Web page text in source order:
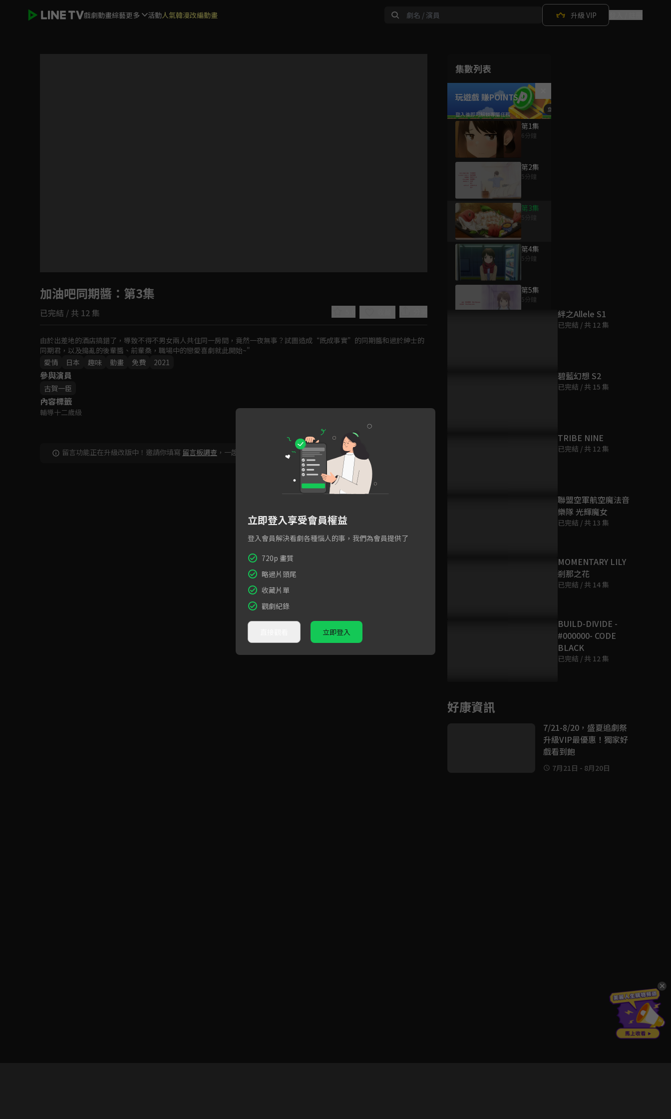
戲劇動畫綜藝更多 活動人氣韓漫改編動畫 升級 VIP
如有不便請見諒
集數列表
玩遊戲 賺POINTS！
第1集
6分鐘
第2集
5分鐘
第3集
第4集
5分鐘
第5集
5分鐘
加油吧同期醬 ：第3集
已完結 / 共 12 集
由於出差地的酒店搞錯了，導致不得不男女兩人共住同一房間，竟然一夜無事？試圖造成“既成事實”的同期醬和過於紳士的
同期君，以及搗亂的後輩醬、前輩桑，職場中的戀愛喜劇就此開始~"
愛情
日本 趣味 動畫 免費 2021
參與演員
古賀一臣
內容標籤
輔導十二歲級
留言功能正在升級改版中！邀請你填寫 留言板調查 ，一起共創新版留言功能！
絆之Allele S1
已完結 / 共 12 集
碧藍幻想 S2
已完結 / 共 15 集
TRIBE NINE
已完結 / 共 12 集
聯盟空軍航空魔法音
樂隊 光輝魔女
已完結 / 共 13 集
MOMENTARY LILY
剎那之花
已完結 / 共 14 集
BUILD-DIVIDE -
#000000- CODE
BLACK
已完結 / 共 12 集
好康資訊
7/21-8/20，盛夏追劇祭
升級VIP最優惠！獨家好
戲看到飽
7月21日 - 8月20日
立即登入享受會員權益
登入會員解決看劇各種惱人的事，我們為會員提供了
720p 畫質
略過片頭尾
收藏片單
觀劇紀錄
立即登入